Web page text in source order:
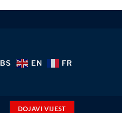
BS EN FR
DOJAVI VIJEST